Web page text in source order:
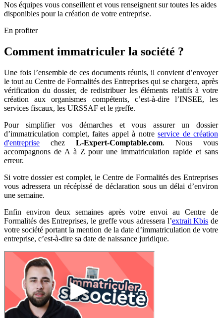
Nos équipes vous conseillent et vous renseignent sur toutes les aides
disponibles pour la création de votre entreprise.
En profiter
Comment immatriculer la société ?
Une fois l’ensemble de ces documents réunis, il convient d’envoyer
le tout au Centre de Formalités des Entreprises qui se chargera, après
vérification du dossier, de redistribuer les éléments relatifs à votre
création aux organismes compétents, c’est-à-dire l’INSEE, les
services fiscaux, les URSSAF et le greffe.
Pour simplifier vos démarches et vous assurer un dossier
d’immatriculation complet, faites appel à notre service de création
d'entreprise chez L-Expert-Comptable.com. Nous vous
accompagnons de A à Z pour une immatriculation rapide et sans
erreur.
Si votre dossier est complet, le Centre de Formalités des Entreprises
vous adressera un récépissé de déclaration sous un délai d’environ
une semaine.
Enfin environ deux semaines après votre envoi au Centre de
Formalités des Entreprises, le greffe vous adressera l’extrait Kbis de
votre société portant la mention de la date d’immatriculation de votre
entreprise, c’est-à-dire sa date de naissance juridique.